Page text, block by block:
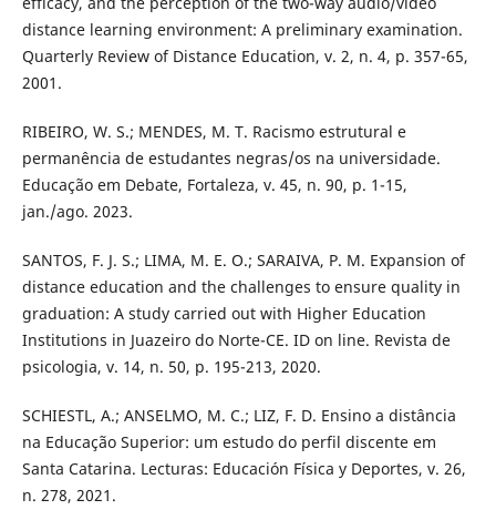
distance learning environment: A preliminary examination.
Quarterly Review of Distance Education, v. 2, n. 4, p. 357-65,
2001.
RIBEIRO, W. S.; MENDES, M. T. Racismo estrutural e
permanência de estudantes negras/os na universidade.
Educação em Debate, Fortaleza, v. 45, n. 90, p. 1-15,
jan./ago. 2023.
SANTOS, F. J. S.; LIMA, M. E. O.; SARAIVA, P. M. Expansion of
distance education and the challenges to ensure quality in
graduation: A study carried out with Higher Education
Institutions in Juazeiro do Norte-CE. ID on line. Revista de
psicologia, v. 14, n. 50, p. 195-213, 2020.
SCHIESTL, A.; ANSELMO, M. C.; LIZ, F. D. Ensino a distância
na Educação Superior: um estudo do perfil discente em
Santa Catarina. Lecturas: Educación Física y Deportes, v. 26,
n. 278, 2021.